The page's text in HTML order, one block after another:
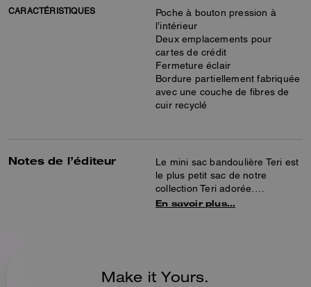
CARACTÉRISTIQUES
Poche à bouton pression à
l’intérieur
Deux emplacements pour
cartes de crédit
Fermeture éclair
Bordure partiellement fabriquée
avec une couche de fibres de
cuir recyclé
Notes de l’éditeur
Le mini sac bandoulière Teri est
le plus petit sac de notre
collection Teri adorée.
Confectionné en toile enduite
l’épaule ou croisé. Ce mini sac
En savoir plus…
Make it Yours.